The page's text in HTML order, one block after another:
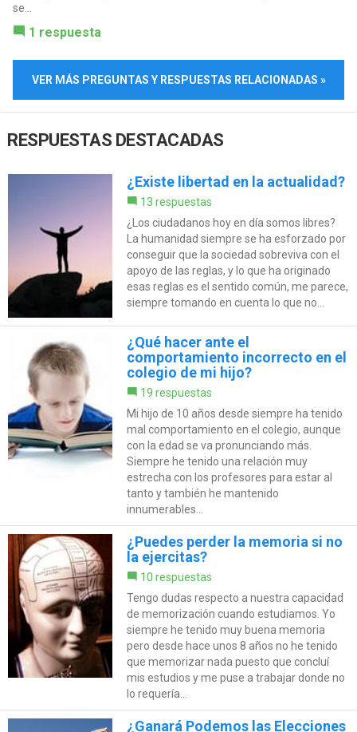
se...
1 respuesta
VER MÁS PREGUNTAS Y RESPUESTAS RELACIONADAS »
RESPUESTAS DESTACADAS
¿Existe libertad en la actualidad?
13 respuestas
¿Los ciudadanos hoy en día somos libres?
La humanidad siempre se ha esforzado por
conseguir que la sociedad sobreviva con el
apoyo de las reglas, y lo que ha originado
esas reglas es el sentido común, me parece,
siempre tomando en cuenta lo que no...
¿Qué hacer ante el
comportamiento incorrecto en el
colegio de mi hijo?
19 respuestas
Mi hijo de 10 años desde siempre ha tenido
mal comportamiento en el colegio, aunque
con la edad se va pronunciando más.
Siempre he tenido una relación muy
estrecha con los profesores para estar al
tanto y también he mantenido
innumerables...
¿Puedes perder la memoria si no
la ejercitas?
10 respuestas
Tengo dudas respecto a nuestra capacidad
de memorización cuando estudiamos. Yo
siempre he tenido muy buena memoria
pero desde hace unos 8 años no he tenido
que memorizar nada puesto que concluí
mis estudios y me puse a trabajar donde no
lo requería...
¿Ganará Podemos las Elecciones